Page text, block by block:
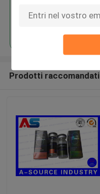
Prodotti raccomandati